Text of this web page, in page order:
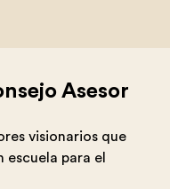
Asesor
visionarios que
para el